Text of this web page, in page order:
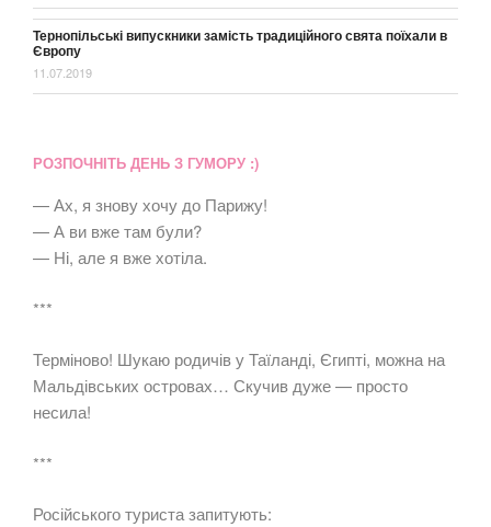
Тернопільські випускники замість традиційного свята поїхали в
Європу
11.07.2019
РОЗПОЧНІТЬ ДЕНЬ З ГУМОРУ :)
— Ах, я знову хочу до Парижу!
— А ви вже там були?
— Ні, але я вже хотіла.
***
Терміново! Шукаю родичів у Таїланді, Єгипті, можна на
Мальдівських островах… Скучив дуже — просто
несила!
***
Російського туриста запитують: